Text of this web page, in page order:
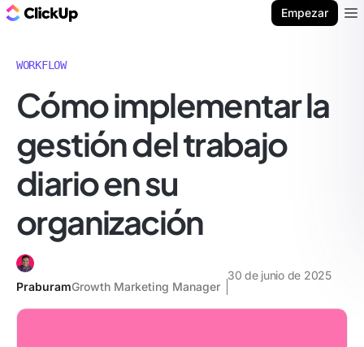
Empezar
WORKFLOW
Cómo implementar la
gestión del trabajo
diario en su
organización
PraburamGrowth Marketing Manager
30 de junio de 2025